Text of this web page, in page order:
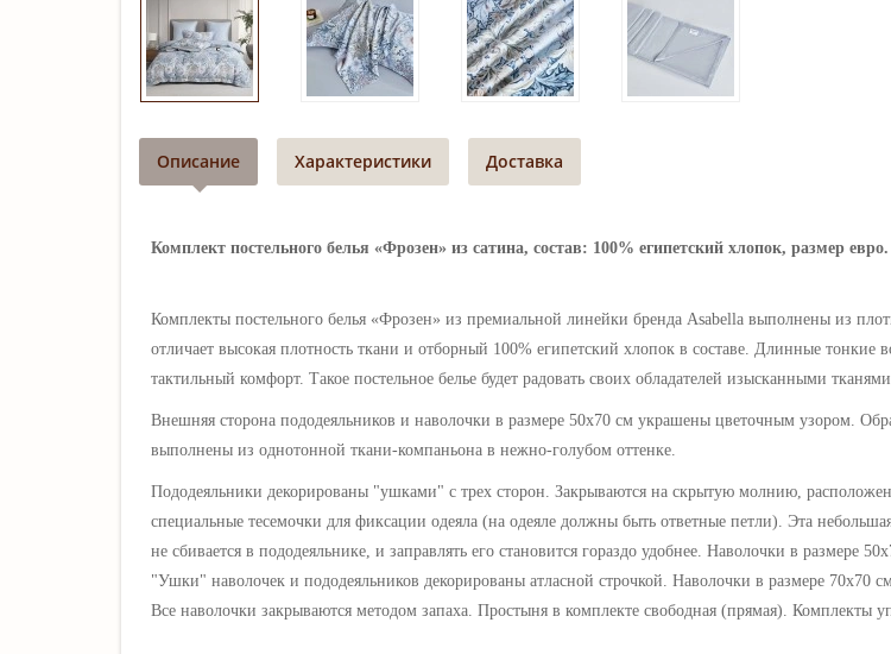
Описание Характеристики Доставка
Комплект постельного белья «Фрозен» из сатина, состав: 100% египетский хлопок, размер евро.
Комплекты постельного белья «Фрозен» из премиальной линейки бренда Asabella выполнены из
отличает высокая плотность ткани и отборный 100% египетский хлопок в составе. Длинные тонкие
тактильный комфорт. Такое постельное белье будет радовать своих обладателей изысканными
Внешняя сторона пододеяльников и наволочки в размере 50х70 см украшены цветочным узором .
выполнены из однотонной ткани-компаньона в нежно-голубом оттенке
Пододеяльники декорированы "ушками" с трех сторон. Закрываются на скрытую молнию,
специальные тесемочки для фиксации одеяла (на одеяле должны быть ответные петли). Эта
не сбивается в пододеяльнике, и заправлять его становится гораздо удобнее. Наволочки в
"Ушки" наволочек и пододеяльников декорированы атласной строчкой. Наволочки в размере 70х70
Все наволочки закрываются методом запаха. Простыня в комплекте свободная (прямая). Комплекты